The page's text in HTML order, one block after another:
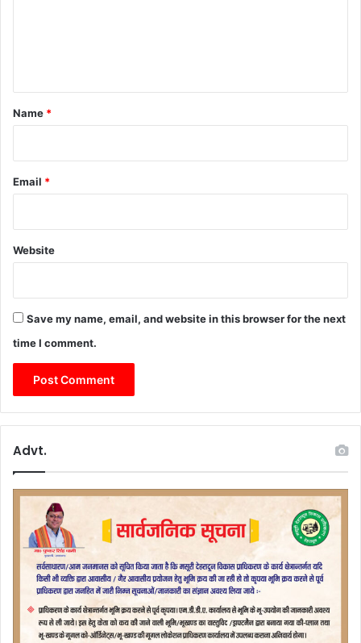
*
Name *
Email *
Website
Save my name, email, and website in this browser for the next
time I comment.
Advt.